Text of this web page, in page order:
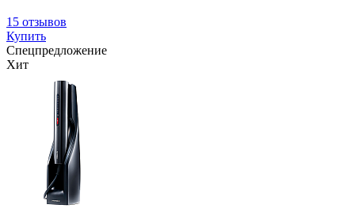
15 отзывов
Купить
Спецпредложение
Хит